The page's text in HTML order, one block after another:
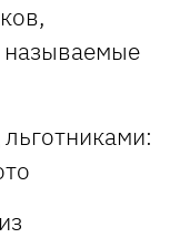
называемые